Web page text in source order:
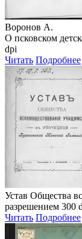
Воронов А.
О псковском
dpi
Читать Подробнее
Устав Общества
разрешением 300
Читать Подробнее